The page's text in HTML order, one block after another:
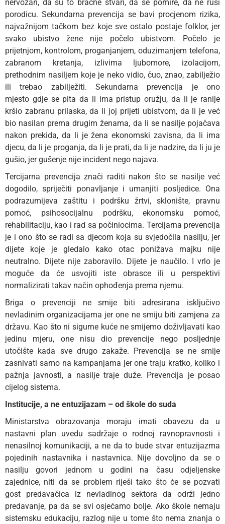
nervozan, da su to bračne stvari, da se pomire, da ne ruši
porodicu. Sekundarna prevencija se bavi procjenom rizika,
najvažnijom tačkom bez koje sve ostalo postaje folklor, jer
svako ubistvo žene nije počelo ubistvom. Počelo je
prijetnjom, kontrolom, proganjanjem, oduzimanjem telefona,
zabranom kretanja, izlivima ljubomore, izolacijom,
prethodnim nasiljem koje je neko vidio, čuo, znao, zabilježio
ili trebao zabilježiti. Sekundarna prevencija je ono
mjesto gdje se pita da li ima pristup oružju, da li je ranije
kršio zabranu prilaska, da li joj prijeti ubistvom, da li je već
bio nasilan prema drugim ženama, da li se nasilje pojačava
nakon prekida, da li je žena ekonomski zavisna, da li ima
djecu, da li je proganja, da li je prati, da li je nadzire, da li ju je
gušio, jer gušenje nije incident nego najava.
Tercijarna prevencija znači raditi nakon što se nasilje već
dogodilo, spriječiti ponavljanje i umanjiti posljedice. Ona
podrazumijeva zaštitu i podršku žrtvi, sklonište, pravnu
pomoć, psihosocijalnu podršku, ekonomsku pomoć,
rehabilitaciju, kao i rad sa počiniocima. Tercijarna prevencija
je i ono što se radi sa djecom koja su svjedočila nasilju, jer
dijete koje je gledalo kako otac ponižava majku nije
neutralno. Dijete nije zaboravilo. Dijete je naučilo. I vrlo je
moguće da će usvojiti iste obrasce ili u perspektivi
normalizirati takav način ophođenja prema njemu.
Briga o prevenciji ne smije biti adresirana isključivo
nevladinim organizacijama jer one ne smiju biti zamjena za
državu. Kao što ni sigurne kuće ne smijemo doživljavati kao
jedinu mjeru, one nisu dio prevencije nego posljednje
utočište kada sve drugo zakaže. Prevencija se ne smije
zasnivati samo na kampanjama jer one traju kratko, koliko i
pažnja javnosti, a nasilje traje duže. Prevencija je posao
cijelog sistema.
Institucije, a ne entuzijazam – od škole do suda
Ministarstva obrazovanja moraju imati obavezu da u
nastavni plan uvedu sadržaje o rodnoj ravnopravnosti i
nenasilnoj komunikaciji, a ne da to bude stvar entuzijazma
pojedinih nastavnika i nastavnica. Nije dovoljno da se o
nasilju govori jednom u godini na času odjeljenske
zajednice, niti da se problem riješi tako što će se pozvati
gost predavačica iz nevladinog sektora da održi jedno
predavanje, pa da se svi osjećamo bolje. Ako škole nemaju
sistemsku edukaciju, razlog nije u tome što nema znanja o